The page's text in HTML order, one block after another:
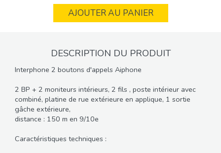
AJOUTER AU PANIER
DESCRIPTION DU PRODUIT
Interphone 2 boutons d'appels Aiphone
2 BP + 2 moniteurs intérieurs, 2 fils , poste intérieur avec
combiné, platine de rue extérieure en applique, 1 sortie
gâche extérieure,
distance : 150 m en 9/10e
Caractéristiques techniques :